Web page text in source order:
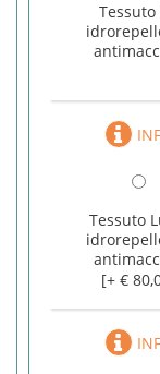
Tessuto
Tessuto
[+ €